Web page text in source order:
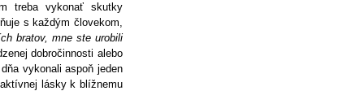
treba vykonať skutky
s každým človekom,
bratov, mne ste urobili
dobročinnosti alebo
vykonali aspoň jeden
lásky k blížnemu